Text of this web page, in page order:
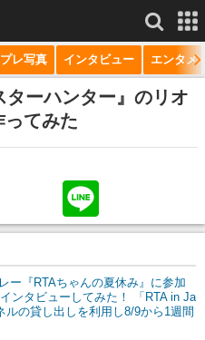
もっと見る
レ写真 インタビュー エンタメ
ターハンター』のリオ
ってみた
ー『RTAちゃんの夏休み』に参加
ンタビューしてみた！ 「RTA in Ja
ルの貸し出しを利用し8/9から1週間